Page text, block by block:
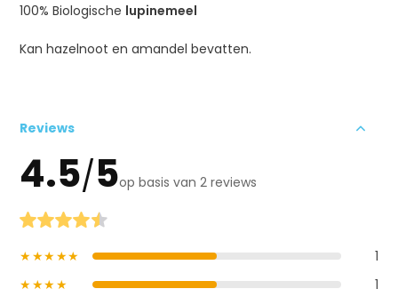
100% Biologische lupinemeel
Kan hazelnoot en amandel bevatten.
Reviews
4.5/5op basis van 2 reviews
★★★★★
1
★★★★
1